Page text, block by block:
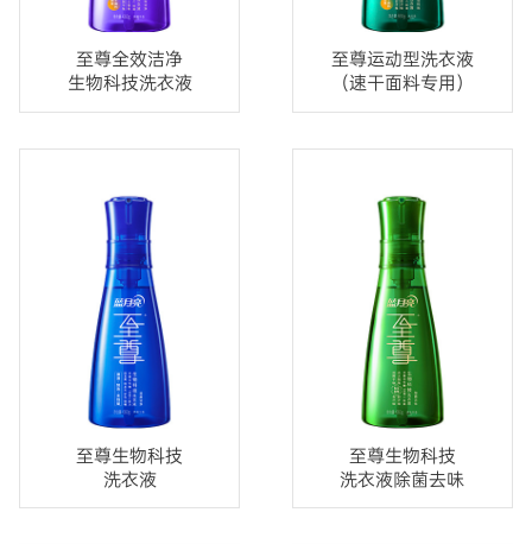
至尊全效洁净
生物科技洗衣液
至尊运动型洗衣液
（速干面料专用）
至尊生物科技
洗衣液
至尊生物科技
洗衣液除菌去味